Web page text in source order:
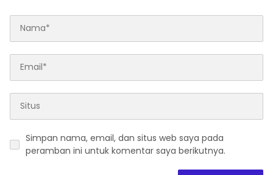
Simpan nama, email, dan situs web saya pada
peramban ini untuk komentar saya berikutnya.